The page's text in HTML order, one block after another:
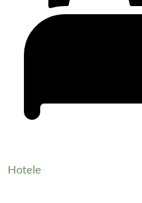
Hotele